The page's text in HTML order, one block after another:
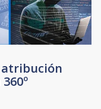
atribución